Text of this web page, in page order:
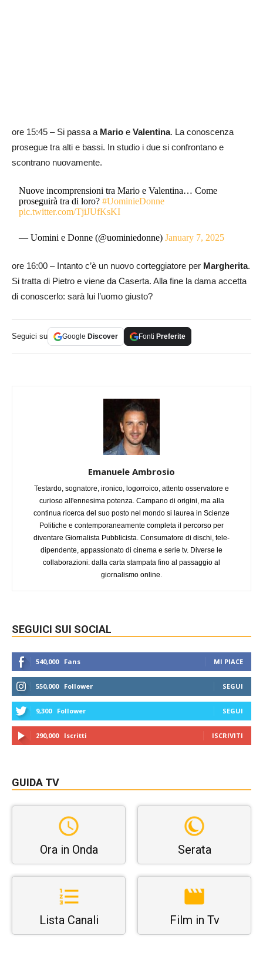
ore 15:45 – Si passa a Mario e Valentina. La conoscenza
prosegue tra alti e bassi. In studio i due si confrontano e
scontrano nuovamente.
Nuove incomprensioni tra Mario e Valentina… Come
proseguirà tra di loro?#UominieDonne
pic.twitter.com/TjiJUfKsKI
— Uomini e Donne (@uominiedonne)January 7, 2025
ore 16:00 – Intanto c’è un nuovo corteggiatore per Margherita.
Si tratta di Pietro e viene da Caserta. Alla fine la dama accetta
di conoscerlo: sarà lui l’uomo giusto?
Seguici su Google Discover Fonti Preferite
Emanuele Ambrosio
Testardo, sognatore, ironico, logorroico, attento osservatore e
curioso all'ennesima potenza. Campano di origini, ma alla
continua ricerca del suo posto nel mondo si laurea in Scienze
Politiche e contemporaneamente completa il percorso per
diventare Giornalista Pubblicista. Consumatore di dischi, tele-
dipendente, appassionato di cinema e serie tv. Diverse le
collaborazioni: dalla carta stampata fino al passaggio al
giornalismo online.
SEGUICI SUI SOCIAL
540,000 Fans MI PIACE
550,000 Follower SEGUI
9,300 Follower SEGUI
290,000 Iscritti ISCRIVITI
GUIDA TV
Ora in Onda Serata
Lista Canali Film in Tv